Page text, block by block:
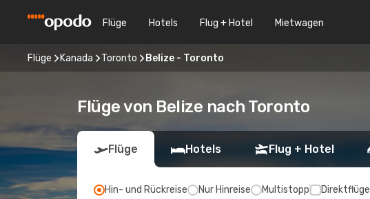
Flüge Hotels Flug + Hotel Mietwagen
Flüge Kanada Toronto Belize - Toronto
Flüge von Belize nach Toronto
Flüge Hotels Flug + Hotel
Hin- und Rückreise Nur Hinreise Multistopp Direktflüge